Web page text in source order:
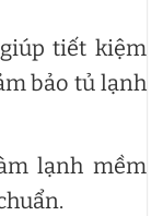
tiết kiệm
bảo tủ lạnh
lạnh mềm